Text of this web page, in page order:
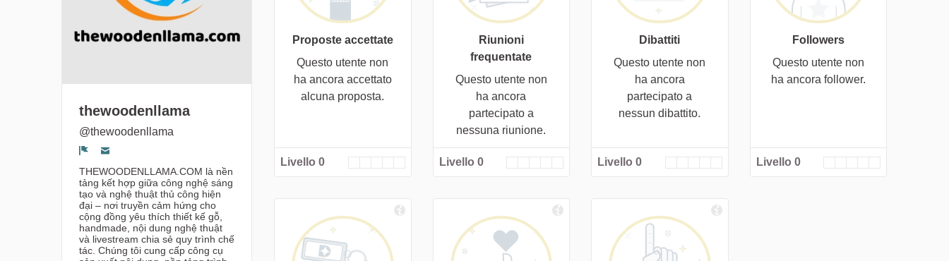
thewoodenllama
@thewoodenllama
Segnala un problema
THEWOODENLLAMA.COM là nền
tảng kết hợp giữa công nghệ sáng
tạo và nghệ thuật thủ công hiện
đại – nơi truyền cảm hứng cho
cộng đồng yêu thích thiết kế gỗ,
handmade, nội dung nghệ thuật
và livestream chia sẻ quy trình chế
tác. Chúng tôi cung cấp công cụ
Proposte accettate
Questo utente non
ha ancora accettato
alcuna proposta.
Livello 0
Riunioni
frequentate
Questo utente non
ha ancora
partecipato a
nessuna riunione.
Livello 0
Dibattiti
Questo utente non
ha ancora
partecipato a
nessun dibattito.
Livello 0
Followers
Questo utente non
ha ancora follower.
Livello 0